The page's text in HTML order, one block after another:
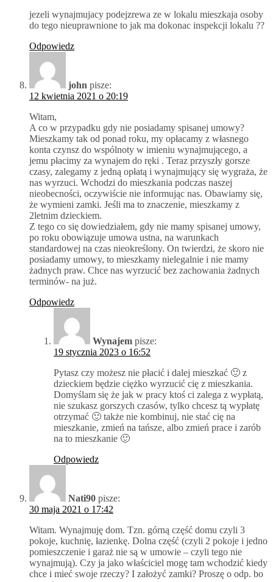
jezeli wynajmujacy podejzrewa ze w lokalu mieszkaja osoby
do tego nieuprawnione to jak ma dokonac inspekcji lokalu ??
Odpowiedz
john pisze:
12 kwietnia 2021 o 20:19
Witam,
A co w przypadku gdy nie posiadamy spisanej umowy?
Mieszkamy tak od ponad roku, my opłacamy z własnego
konta czynsz do wspólnoty w imieniu wynajmującego, a
jemu płacimy za wynajem do ręki . Teraz przyszły gorsze
czasy, zalegamy z jedną opłatą i wynajmujący się wygraża, że
nas wyrzuci. Wchodzi do mieszkania podczas naszej
nieobecności, oczywiście nie informując nas. Obawiamy się,
że wymieni zamki. Jeśli ma to znaczenie, mieszkamy z
2letnim dzieckiem.
Z tego co się dowiedziałem, gdy nie mamy spisanej umowy,
po roku obowiązuje umowa ustna, na warunkach
standardowej na czas nieokreślony. On twierdzi, że skoro nie
posiadamy umowy, to mieszkamy nielegalnie i nie mamy
żadnych praw. Chce nas wyrzucić bez zachowania żadnych
terminów- na już.
Odpowiedz
Wynajem pisze:
19 stycznia 2023 o 16:52
Pytasz czy możesz nie płacić i dalej mieszkać 🙂 z
dzieckiem będzie ciężko wyrzucić cię z mieszkania.
Domyślam się że jak w pracy ktoś ci zalega z wypłatą,
nie szukasz gorszych czasów, tylko chcesz tą wypłatę
otrzymać 🙂 także nie kombinuj, nie stać cię na
mieszkanie, zmień na tańsze, albo zmień prace i zarób
na to mieszkanie 🙂
Odpowiedz
Nati90 pisze:
30 maja 2021 o 17:42
Witam. Wynajmuję dom. Tzn. górną część domu czyli 3
pokoje, kuchnię, łazienkę. Dolna część (czyli 2 pokoje i jedno
pomieszczenie i garaż nie są w umowie – czyli tego nie
wynajmują). Czy ja jako właściciel mogę tam wchodzić kiedy
chce i mieć swoje rzeczy? I założyć zamki? Proszę o odp. bo